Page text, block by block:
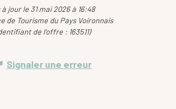
à jour le 31 mai 2026 à 16:48
de Tourisme du Pays Voironnais
de l'offre : 163511)
Signaler une erreur